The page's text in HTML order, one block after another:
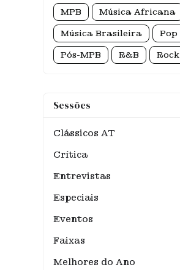
MPB Música Africana
Música Brasileira Pop
Pós-MPB R&B Rock
Sessões
Clássicos AT
Crítica
Entrevistas
Especiais
Eventos
Faixas
Melhores do Ano